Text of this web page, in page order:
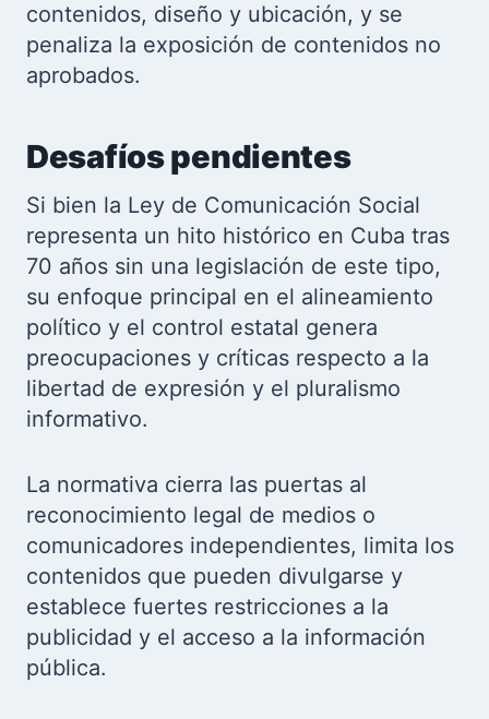
contenidos, diseño y ubicación, y se
penaliza la exposición de contenidos no
aprobados.
Desafíos pendientes
Si bien la Ley de Comunicación Social
representa un hito histórico en Cuba tras
70 años sin una legislación de este tipo,
su enfoque principal en el alineamiento
político y el control estatal genera
preocupaciones y críticas respecto a la
libertad de expresión y el pluralismo
informativo.
La normativa cierra las puertas al
reconocimiento legal de medios o
comunicadores independientes, limita los
contenidos que pueden divulgarse y
establece fuertes restricciones a la
publicidad y el acceso a la información
pública.